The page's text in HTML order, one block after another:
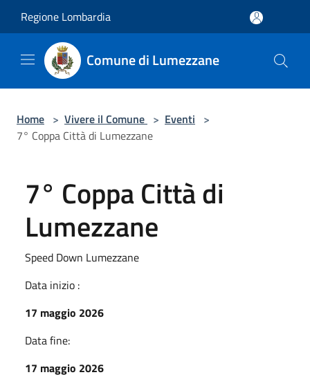
Regione Lombardia
Comune di Lumezzane
Home > Vivere il Comune > Eventi >
7° Coppa Città di Lumezzane
7° Coppa Città di
Lumezzane
Speed Down Lumezzane
Data inizio :
17 maggio 2026
Data fine:
17 maggio 2026